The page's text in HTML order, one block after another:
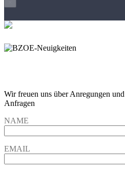
Wir freuen uns über Anregungen und
Anfragen
NAME
EMAIL